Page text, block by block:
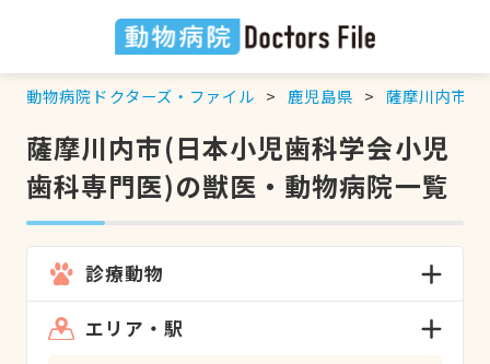
動物病院ドクターズ・ファイル 鹿児島県 薩摩川内市
薩摩川内市(日本小児歯科学会小児
歯科専門医)の獣医・動物病院一覧
診療動物
エリア・駅